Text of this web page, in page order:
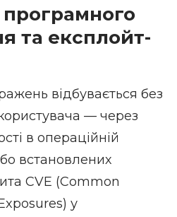
програмного
та експлойт-
відбувається без
— через
в операційній
встановлених
CVE (Common
у